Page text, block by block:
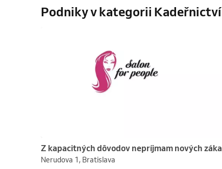
Podniky v kategorii Kadeřnictví
Nerudova 1, Bratislava